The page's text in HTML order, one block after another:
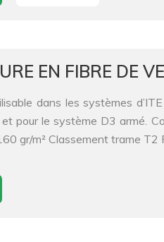
EN FIBRE DE
dans les systèmes
pour le système D3 armé.
gr/m² Classement trame T2